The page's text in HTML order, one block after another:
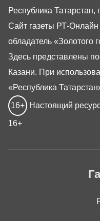
Республика Татарстан,
Сайт газеты РТ-Онлайн
обладатель «Золотого
Здесь представлены
Казани. При
«Республика
16+ Настоящий
16+